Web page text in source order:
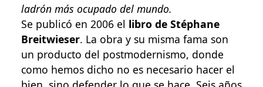
ladrón más ocupado del mundo.
Se publicó en 2006 el libro de Stéphane
Breitwieser. La obra y su misma fama son
un producto del postmodernismo, donde
como hemos dicho no es necesario hacer el